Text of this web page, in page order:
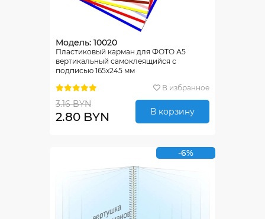
Модель: 10020
Пластиковый карман для ФОТО А5
вертикальный самоклеящийся с
подписью 165х245 мм
В избранное
3.16 BYN
2.80 BYN В корзину
-6%